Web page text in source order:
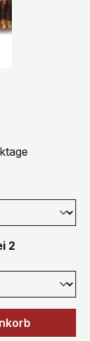
2